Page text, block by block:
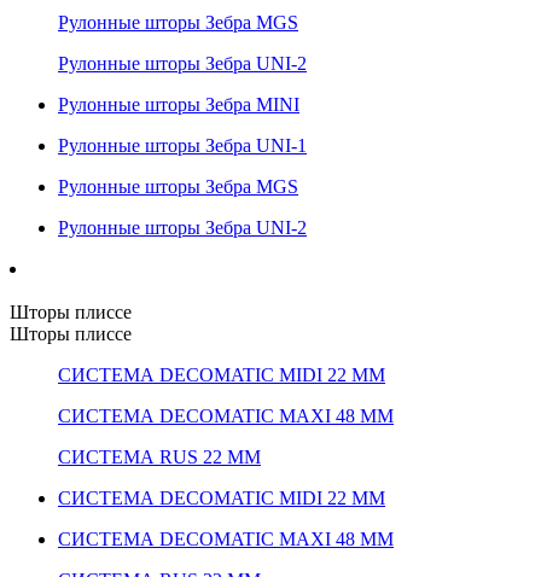
Рулонные шторы Зебра MGS
Рулонные шторы Зебра UNI-2
Рулонные шторы Зебра MINI
Рулонные шторы Зебра UNI-1
Рулонные шторы Зебра MGS
Рулонные шторы Зебра UNI-2
Шторы плиссе
Шторы плиссе
СИСТЕМА DECOMATIC MIDI 22 ММ
СИСТЕМА DECOMATIC MAXI 48 ММ
СИСТЕМА RUS 22 ММ
СИСТЕМА DECOMATIC MIDI 22 ММ
СИСТЕМА DECOMATIC MAXI 48 ММ